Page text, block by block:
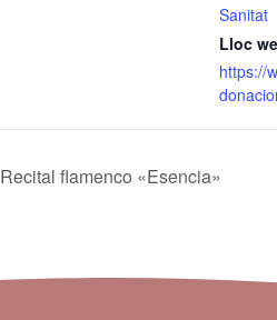
Sanitat
Lloc
https://
Recital flamenco «Esencia»